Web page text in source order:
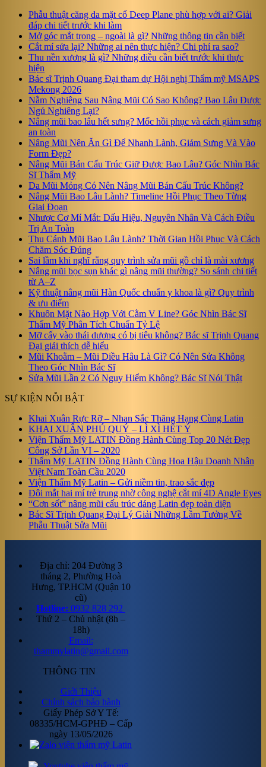
Phẫu thuật căng da mặt cổ Deep Plane phù hợp với ai? Giải
đáp chi tiết trước khi làm
Mở góc mắt trong – ngoài là gì? Những thông tin cần biết
Cắt mí sửa lại? Những ai nên thực hiện? Chi phí ra sao?
Thu nền xương là gì? Những điều cần biết trước khi thực
hiện
Bác sĩ Trịnh Quang Đại tham dự Hội nghị Thẩm mỹ MSAPS
Mekong 2026
Nằm Nghiêng Sau Nâng Mũi Có Sao Không? Bao Lâu Được
Ngủ Nghiêng Lại?
Nâng mũi bao lâu hết sưng? Mốc hồi phục và cách giảm sưng
an toàn
Nâng Mũi Nên Ăn Gì Để Nhanh Lành, Giảm Sưng Và Vào
Form Đẹp?
Nâng Mũi Bán Cấu Trúc Giữ Được Bao Lâu? Góc Nhìn Bác
Sĩ Thẩm Mỹ
Da Mũi Mỏng Có Nên Nâng Mũi Bán Cấu Trúc Không?
Nâng Mũi Bao Lâu Lành? Timeline Hồi Phục Theo Từng
Giai Đoạn
Nhược Cơ Mí Mắt: Dấu Hiệu, Nguyên Nhân Và Cách Điều
Trị An Toàn
Thu Cánh Mũi Bao Lâu Lành? Thời Gian Hồi Phục Và Cách
Chăm Sóc Đúng
Sai lầm khi nghĩ rằng quy trình sửa mũi gồ chỉ là mài xương
Nâng mũi bọc sụn khác gì nâng mũi thường? So sánh chi tiết
từ A–Z
Kỹ thuật nâng mũi Hàn Quốc chuẩn y khoa là gì? Quy trình
& ưu điểm
Khuôn Mặt Nào Hợp Với Cằm V Line? Góc Nhìn Bác Sĩ
Thẩm Mỹ Phân Tích Chuẩn Tỷ Lệ
Mỡ cấy vào thái dương có bị tiêu không? Bác sĩ Trịnh Quang
Đại giải thích dễ hiểu
Mũi Khoằm – Mũi Diều Hâu Là Gì? Có Nên Sửa Không
Theo Góc Nhìn Bác Sĩ
Sửa Mũi Lần 2 Có Nguy Hiểm Không? Bác Sĩ Nói Thật
SỰ KIỆN NỖI BẬT
Khai Xuân Rực Rỡ – Nhan Sắc Thăng Hạng Cùng Latin
KHAI XUÂN PHÚ QUÝ – LÌ XÌ HẾT Ý
Viện Thẩm Mỹ LATIN Đồng Hành Cùng Top 20 Nét Đẹp
Công Sở Lần VI – 2020
Thẩm Mỹ LATIN Đồng Hành Cùng Hoa Hậu Doanh Nhân
Việt Nam Toàn Cầu 2020
Viện Thẩm Mỹ Latin – Gửi niềm tin, trao sắc đẹp
Đôi mắt hai mí trẻ trung nhờ công nghệ cắt mí 4D Angle Eyes
“Cơn sốt” nâng mũi cấu trúc dáng Latin đẹp toàn diện
Bác Sĩ Trịnh Quang Đại Lý Giải Những Lầm Tưởng Về
Phẫu Thuật Sửa Mũi
Địa chỉ: 204 Đường 3
tháng 2, Phường Hoà
Hưng, TP.HCM (Quận 10
cũ)
Hotline: 0932 828 292
Thứ 2 – Chủ nhật (8h –
18h)
Email:
thammylatin@gmail.com
THÔNG TIN
Giới Thiệu
Chính sách bảo hành
Giấy Phép Sở Y Tế:
08335/HCM-GPHĐ – Cấp
ngày 13/05/2026